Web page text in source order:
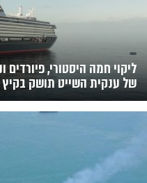
ליקוי חמה היסטורי,
של ענקית השייט תושק בקיץ 2026